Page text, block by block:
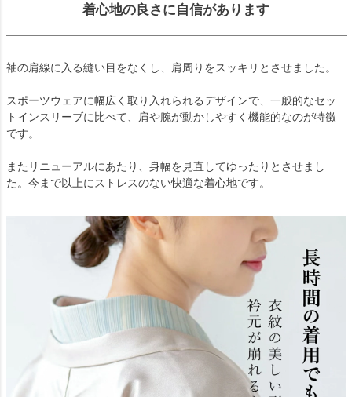
着心地の良さに自信があります
袖の肩線に入る縫い目をなくし、肩周りをスッキリとさせました。
スポーツウェアに幅広く取り入れられるデザインで、一般的なセッ
トインスリーブに比べて、肩や腕が動かしやすく機能的なのが特徴
です。
またリニューアルにあたり、身幅を見直してゆったりとさせまし
た。今まで以上にストレスのない快適な着心地です。